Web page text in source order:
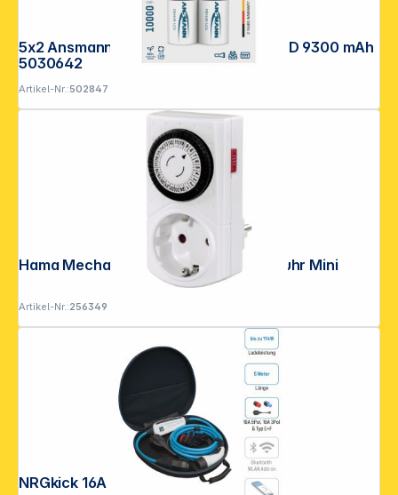
5x2 Ansmann NiMH Akku 10000 Mono D 9300 mAh
5030642
Artikel-Nr.:502847
Hama Mechanische Tages-Zeitschaltuhr Mini
Artikel-Nr.:256349
NRGkick 16A light 5m Set Optimal